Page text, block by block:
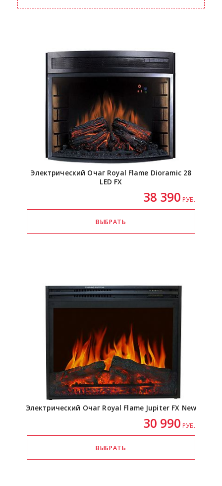
Электрический Очаг Royal Flame Dioramic 28
LED FX
38 390 РУБ.
Электрический Очаг Royal Flame Jupiter FX New
30 990 РУБ.